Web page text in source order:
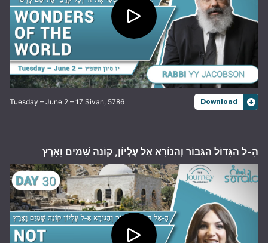
Tuesday – June 2 – 17 Sivan, 5786 Download
הָ-ל הַגָּדוֹל הַגִּבּוֹר וְהַנּוֹרָא אֵל עֶלְיוֹן, קוֹנֵה שָׁמַיִם וָאָרֶץ